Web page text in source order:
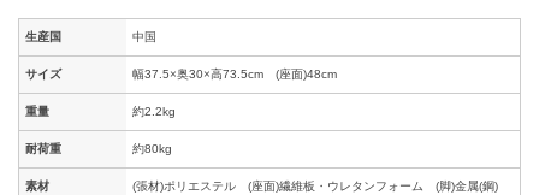
生産国 中国
サイズ 幅37.5×奥30×高73.5cm (座面)48cm
重量 約2.2kg
耐荷重 約80kg
素材 (張材)ポリエステル (座面)繊維板・ウレタンフォーム (脚)金属(鋼)